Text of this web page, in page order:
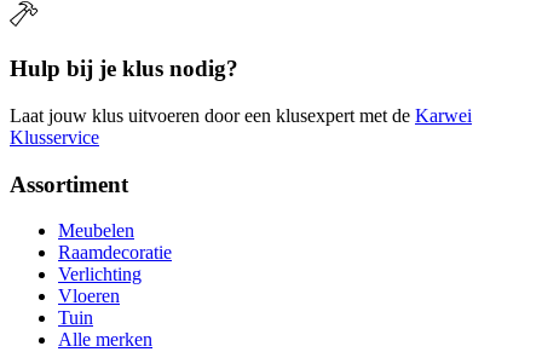
Hulp bij je klus nodig?
Laat jouw klus uitvoeren door een klusexpert met de Karwei
Klusservice
Assortiment
Meubelen
Raamdecoratie
Verlichting
Vloeren
Tuin
Alle merken